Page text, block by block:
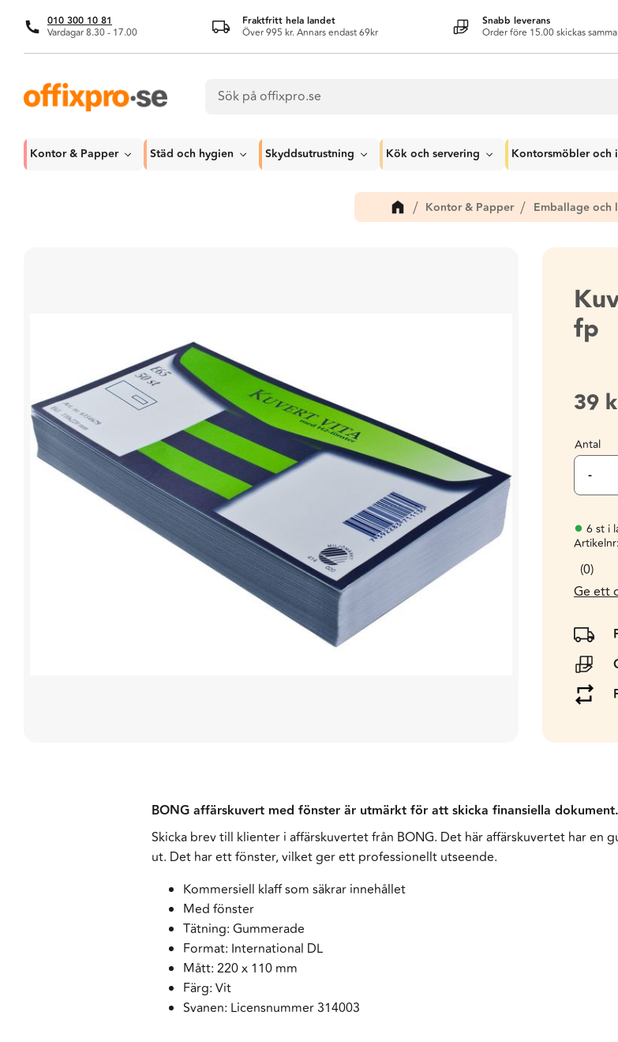
010 300 10 81
Vardagar 8.30 - 17.00
Fraktfritt hela landet
Över 995 kr. Annars endast 69kr
Snabb leverans
Order före 15.00 skickas
Kontor & Papper Städ och hygien Skyddsutrustning Kök och servering Kontorsmöbler och
Kontor & Papper Emballage och
fp
39
Antal
-
6 st i
Artikelnr
0
Ge ett
BONG affärskuvert med fönster är utmärkt för att skicka finansiella dokument.
Skicka brev till klienter i affärskuvertet från BONG. Det här affärskuvertet har
ut. Det har ett fönster, vilket ger ett professionellt utseende.
Kommersiell klaff som säkrar innehållet
Med fönster
Tätning: Gummerade
Format: International DL
Mått: 220 x 110 mm
Färg: Vit
Svanen: Licensnummer 314003